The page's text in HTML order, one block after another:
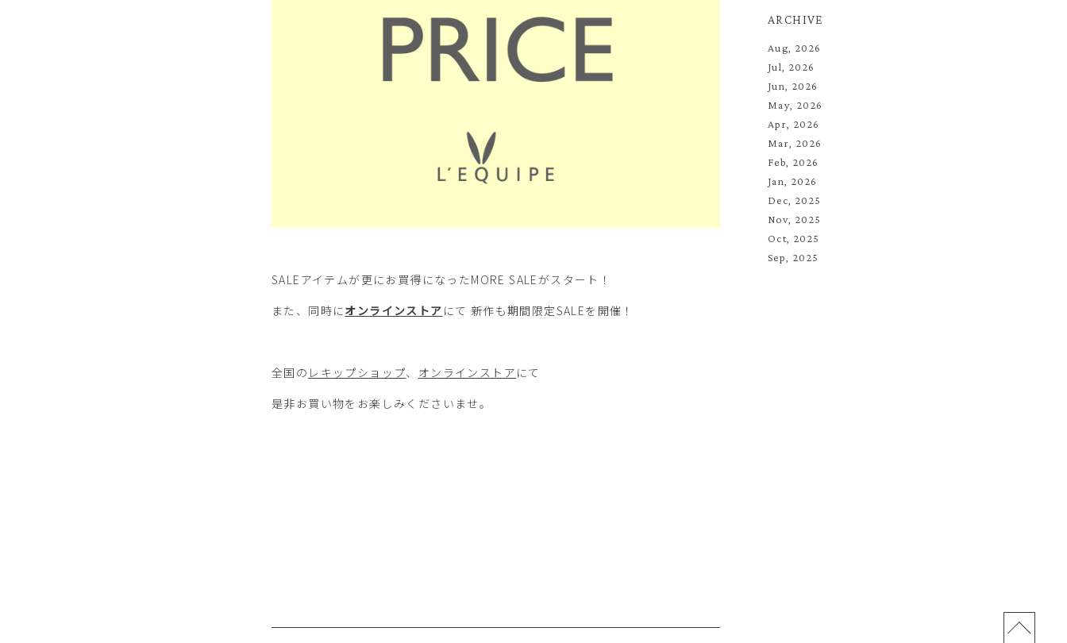
SALEアイテムが更にお買得になったMORE SALEがスタート！
また、同時にオンラインストア にて 新作も期間限定SALEを開催！
全国の レキップショップ、 オンラインストア にて
是非お買い物をお楽しみくださいませ。
ARCHIVE
Aug, 2026
Jul, 2026
Jun, 2026
May, 2026
Apr, 2026
Mar, 2026
Feb, 2026
Jan, 2026
Dec, 2025
Nov, 2025
Oct, 2025
Sep, 2025